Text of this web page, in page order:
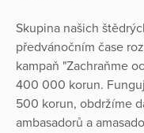
Skupina našich
předvánočním čase
kampaň "Zachraňme
400 000 korun.
500 korun, obdržíme
ambasadorů a